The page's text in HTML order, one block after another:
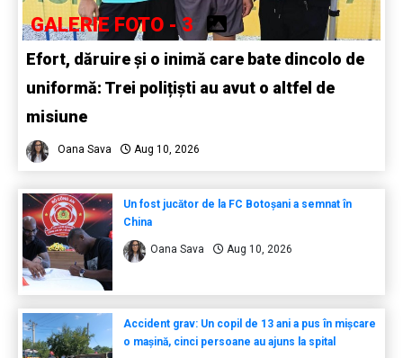
GALERIE FOTO - 3
Efort, dăruire și o inimă care bate dincolo de
uniformă: Trei polițiști au avut o altfel de
misiune
Oana Sava Aug 10, 2026
Un fost jucător de la FC Botoșani a semnat în
China
Oana Sava Aug 10, 2026
Accident grav: Un copil de 13 ani a pus în mișcare
o mașină, cinci persoane au ajuns la spital